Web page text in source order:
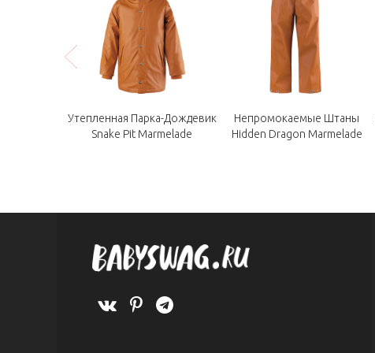
Утепленная Парка-Дождевик
Snake Pit Marmelade
Непромокаемые Штаны
Hidden Dragon Marmelade